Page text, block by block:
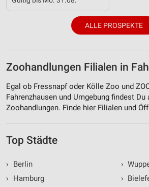
ALLE PROSPEKTE
Zoohandlungen Filialen in
Egal ob Fressnapf oder Kölle Zoo und
Fahrenzhausen und Umgebung findest
Zoohandlungen. Finde hier Filialen und
Top Städte
›
Berlin
›
Hamburg
›
›